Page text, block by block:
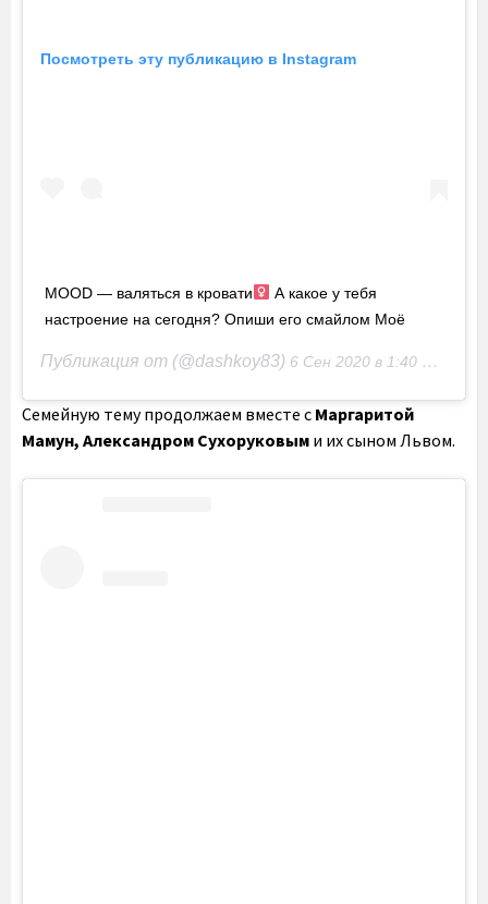
Посмотреть эту публикацию в Instagram
MOOD — валяться в кровати‍
А какое у тебя
настроение на сегодня? Опиши его смайлом Моё
Публикация от (@dashkoy83) 6 Сен 2020 в 1:40 PDT
Семейную тему продолжаем вместе с Маргаритой
Мамун, Александром Сухоруковым и их сыном Львом.